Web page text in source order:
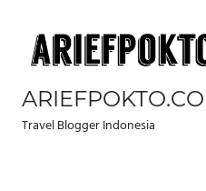
content
Travel Blogger Indonesia